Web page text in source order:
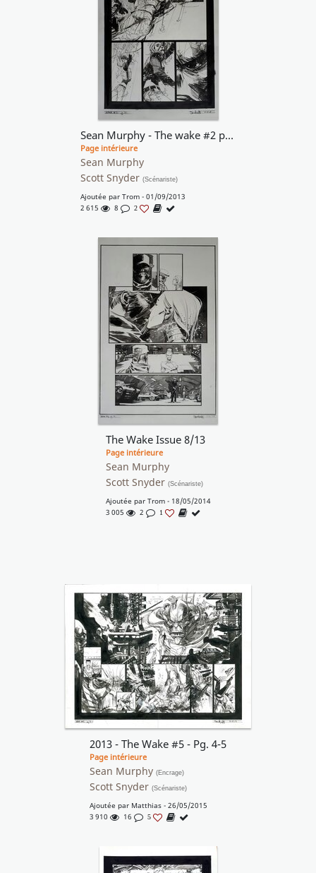
Sean Murphy - The wake #2 pg 12
Page intérieure
Sean Murphy
Scott Snyder (Scénariste)
Ajoutée par Trom - 01/09/2013
2 615
8 2
The Wake Issue 8/13
Page intérieure
Sean Murphy
Scott Snyder (Scénariste)
Ajoutée par Trom- 18/05/2014
3 005
2 1
2013 - The Wake #5 - Pg. 4-5
Page intérieure
Sean Murphy (Encrage)
Scott Snyder (Scénariste)
Ajoutée par Matthias - 26/05/2015
3 910
16 5